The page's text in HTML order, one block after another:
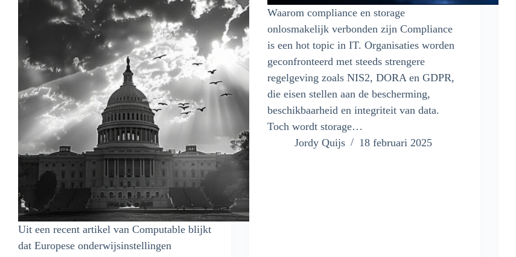
Uit een recent artikel van Computable blijkt
dat Europese onderwijsinstellingen
Waarom compliance en storage
onlosmakelijk verbonden zijn Compliance
is een hot topic in IT. Organisaties worden
geconfronteerd met steeds strengere
regelgeving zoals NIS2, DORA en GDPR,
die eisen stellen aan de bescherming,
beschikbaarheid en integriteit van data.
Toch wordt storage…
Jordy Quijs
18 februari 2025